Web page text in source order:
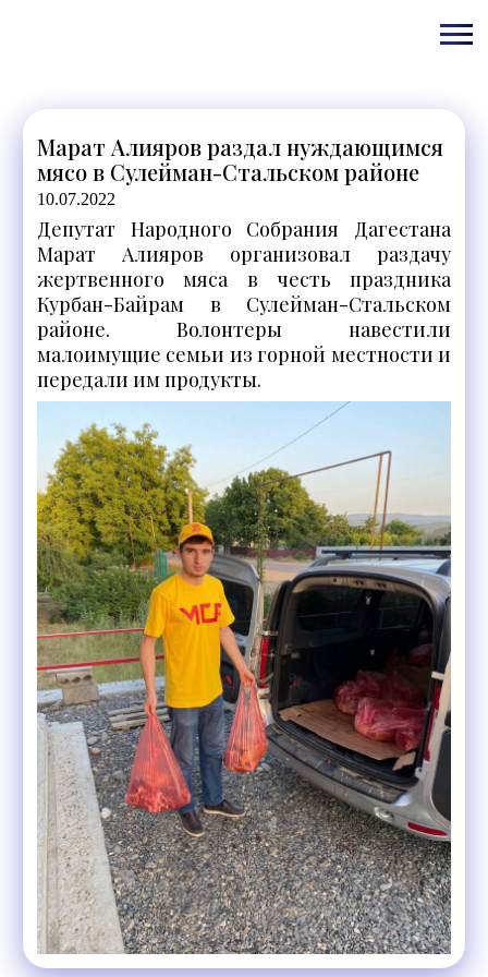
Марат Алияров раздал нуждающимся
мясо в Сулейман-Стальском районе
10.07.2022
Депутат Народного Собрания Дагестана
Марат Алияров организовал раздачу
жертвенного мяса в честь праздника
Курбан-Байрам в Сулейман-Стальском
районе. Волонтеры навестили
малоимущие семьи из горной местности и
передали им продукты.